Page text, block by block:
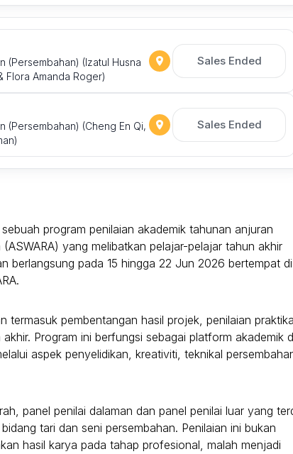
(Persembahan) (Izatul Husna
Flora Amanda Roger)
Sales Ended
(Persembahan) (Cheng En Qi,
Sales Ended
program penilaian akademik tahunan anjuran
yang melibatkan pelajar-pelajar tahun akhir
berlangsung pada 15 hingga 22 Jun 2026 bertempat di
termasuk pembentangan hasil projek, penilaian
Program ini berfungsi sebagai platform akademik
aspek penyelidikan, kreativiti, teknikal
panel penilai dalaman dan panel penilai luar yang
tari dan seni persembahan. Penilaian ini bukan
hasil karya pada tahap profesional, malah menjadi